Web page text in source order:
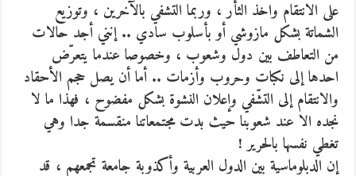
على الانتقام واخذ الثأر ، وربما التشفي بالآخرين ، وتوزيع
الشماتة بشكل مازوشي أو بأسلوب سادي .. إنني أجد حالات
من التعاطف بين دول وشعوب ، وخصوصا عندما يتعرّض
احدها إلى نكبات وحروب وأزمات .. أما أن يصل حجم الأحقاد
والانتقام إلى التشّفي وإعلان النشوة بشكل مفضوح ، فهذا ما لا
نجده الا عند شعوبنا حيث بدت مجتمعاتنا منقسمة جدا وهي
تغطي نفسها بالحرير !
إن الدبلوماسية بين الدول العربية وأكذوبة جامعة تجمعهم ، قد